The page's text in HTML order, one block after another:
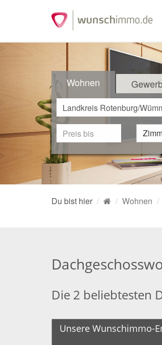
Wohnen
Du bist hier Wohnen
Die 2 beliebtesten
Unsere Wunschimmo-